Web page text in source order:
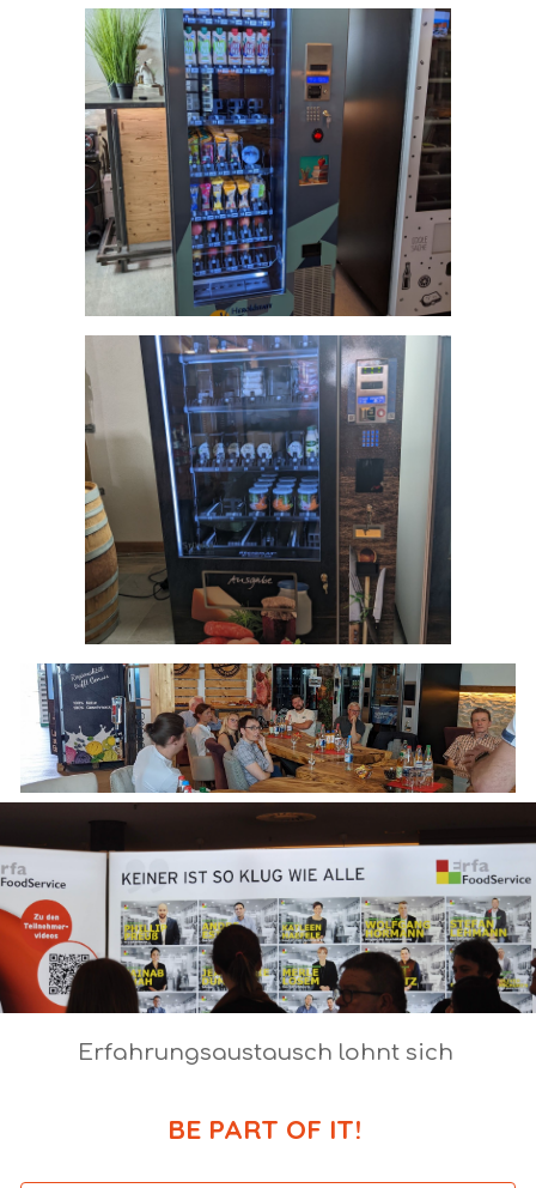
Erfahrungsaustausch lohnt sich
BE PART OF IT!